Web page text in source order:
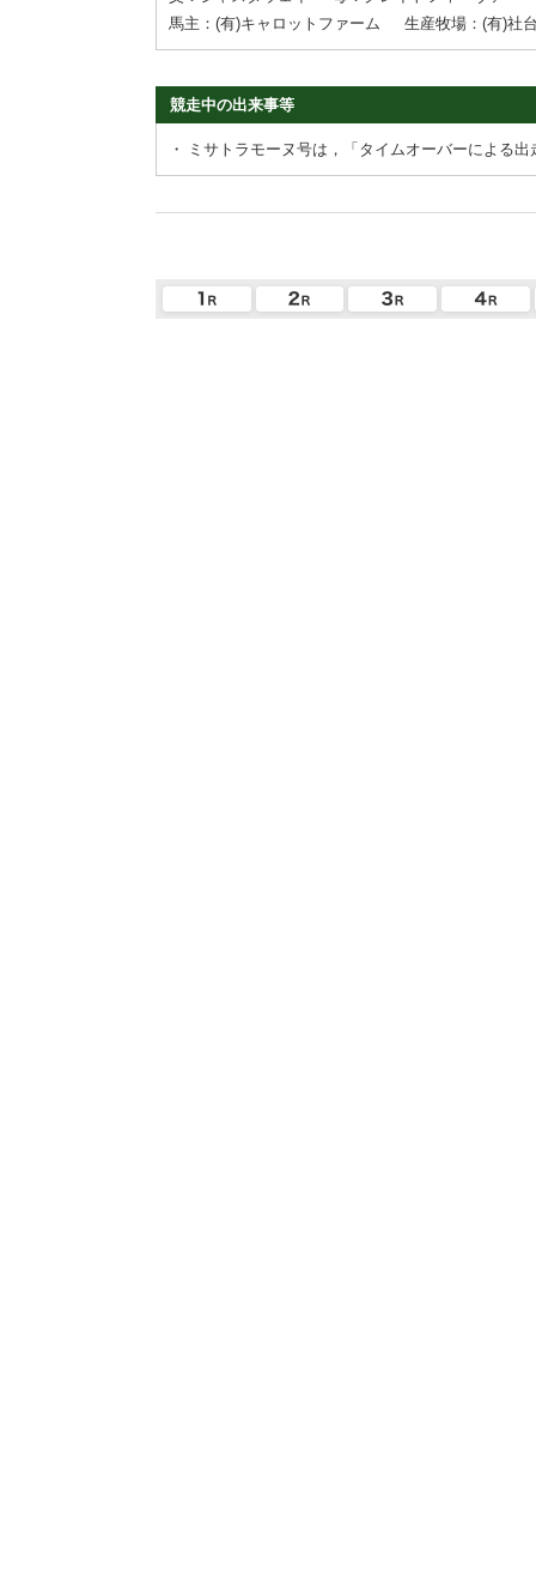
馬主：(有)キャロットファーム
生産牧場：(有)社
競走中の出来事等
・ ミサトラモーヌ号は，「タイムオーバーによる